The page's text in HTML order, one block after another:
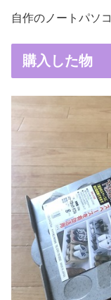
自作のノートパソ
購入した物